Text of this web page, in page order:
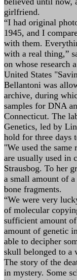
girlfriend.
“I had original
1945, and I
with them.
with a real thing,”
on whose research
United States
Bellantoni was
archive, during
samples for DNA
Connecticut. The
Genetics, led by
hold for three days
"We used the same
are usually used in
Strausbog. To her
a small amount of
bone fragments.
“We were very
of molecular
sufficient amount
amount of genetic
able to decipher
skull belonged to a
The story of the
in mystery. Some